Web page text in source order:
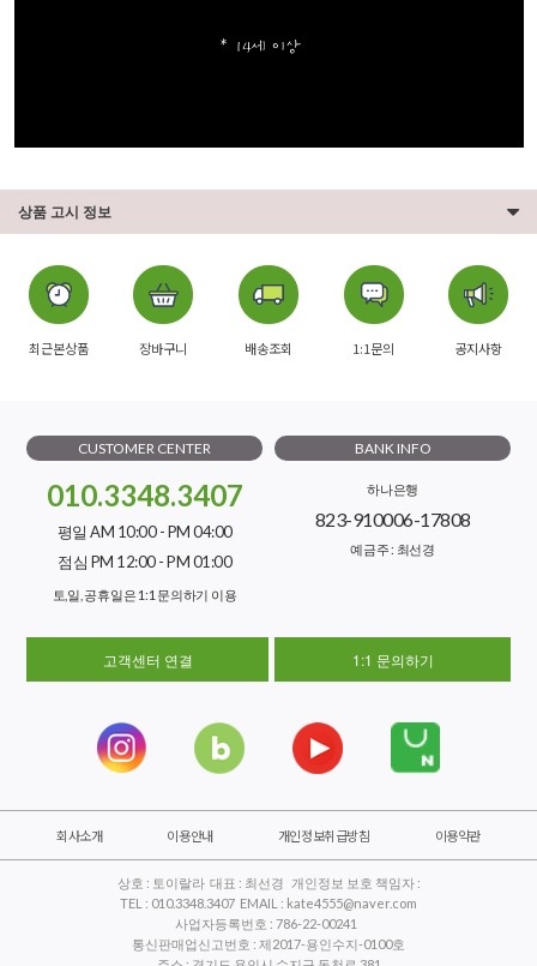
상품 고시 정보
최근본상품 장바구니 배송조회 1:1문의 공지사항
CUSTOMER CENTER
010.3348.3407
평일 AM 10:00 - PM 04:00
점심 PM 12:00 - PM 01:00
토,일, 공휴일은 1:1 문의하기 이용
BANK INFO
하나은행
823-910006-17808
예금주 : 최선경
고객센터 연결 1:1 문의하기
회사소개 이용안내 개인정보취급방침 이용약관
상호 : 토이랄라 대표 : 최선경 개인정보 보호 책임자 :
TEL : 010.3348.3407 EMAIL : kate4555@naver.com
사업자등록번호 : 786-22-00241
통신판매업신고번호 : 제2017-용인수지-0100호